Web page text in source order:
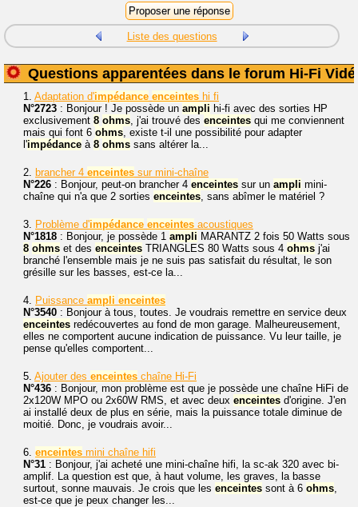
Liste des questions
Questions apparentées dans le forum Hi-Fi
1. Adaptation d'impédance enceintes hi fi
N°2723 : Bonjour ! Je possède un ampli hi-fi avec des sorties HP
exclusivement 8 ohms, j'ai trouvé des enceintes qui me conviennent
mais qui font 6 ohms, existe t-il une possibilité pour adapter
l'impédance à 8 ohms sans altérer la...
2. brancher 4 enceintes sur mini-chaîne
N°226 : Bonjour, peut-on brancher 4 enceintes sur un ampli mini-
chaîne qui n'a que 2 sorties enceintes, sans abîmer le matériel ?
3. Problème d'impédance enceintes acoustiques
N°1818 : Bonjour, je possède 1 ampli MARANTZ 2 fois 50 Watts sous
8 ohms et des enceintes TRIANGLES 80 Watts sous 4 ohms j'ai
branché l'ensemble mais je ne suis pas satisfait du résultat, le son
grésille sur les basses, est-ce la...
4. Puissance ampli enceintes
N°3540 : Bonjour à tous, toutes. Je voudrais remettre en service deux
enceintes redécouvertes au fond de mon garage. Malheureusement,
elles ne comportent aucune indication de puissance. Vu leur taille, je
pense qu'elles comportent...
5. Ajouter des enceintes chaîne Hi-Fi
N°436 : Bonjour, mon problème est que je possède une chaîne HiFi de
2x120W MPO ou 2x60W RMS, et avec deux enceintes d'origine. J'en
ai installé deux de plus en série, mais la puissance totale diminue de
moitié. Donc, je voudrais avoir...
6. enceintes mini chaîne hifi
N°31 : Bonjour, j'ai acheté une mini-chaîne hifi, la sc-ak 320 avec bi-
amplif. La question est que, à haut volume, les graves, la basse
surtout, sonne mauvais. Je crois que les enceintes sont à 6 ohms,
est-ce que je peux changer les...